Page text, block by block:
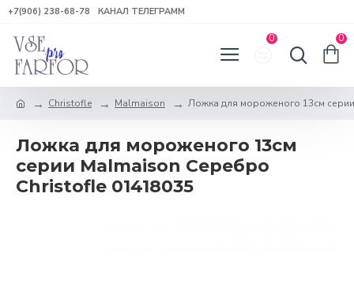
+7(906) 238-68-78 КАНАЛ ТЕЛЕГРАММ
0 0
Christofle Malmaison Ложка для мороженого 13см
Ложка для мороженого 13см
серии Malmaison Серебро
Christofle 01418035